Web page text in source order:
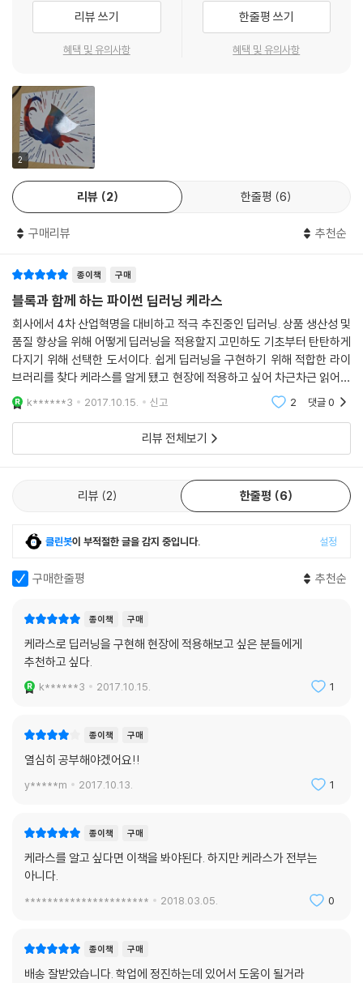
딥러닝을 공부하려면 두 가지 어려운 점에 부딪히게 된다. 어려운 전문 지
식과 실제 구현의 어려움이다. 이 책은 그 두 가지를 멋진 조합으로 풀고 있
게 하고, 구현의 어려움은 keras라는 시를 읽듯이 읽어내려 갈 수 있는 라
이브러리로 풀어준다. 백문이 불여일견이라 했다. 딥러닝을 처음으로 듣는
게 아니라 볼 수 있게 만들어주는 책이다.
- 하용호 (데이터사이언티스트)
많은 딥러닝 프레임워크 중 가장 쉽게 접근할 수 있는건 단연 keras라고
생각합니다. keras의 특징인 단순함, 확장성, 재사용성을 눈으로 쉽게 보
하셔야 되는 분들에게 적합한 책입니다.
KAIST에서 진행한 R 강의.
그곳에서 강사와 수강생으로 첫 만남을 가졌다. 여느 수강생과 다르게 학
구적으로 질문하는 모습이 인상적이었다. 시간이 어느 덧 흘렀고, KISTI에
서 근무하는 후배가 앞으로 딥러닝을 단절함이 없이 배우며 특히, Keras
를 꼭 배우라고 했다. 그것이 계기가 되어 Keras를 검색하다가 본 책의 저
자인 김태영 이사님을 다시 만나게 되었다. 이번에는 내가 수강생으로, 김
태영 이사님은 강사로 역할이 바뀌어 있었다. 레고를 이용하여 어려운 알
고리즘을 쉽게 이해할 수 있도록 표현되는 전달력, 그리고 근접할 수 없는
내공을 겸비함이 내용에 잘 드러나고 있다. Keras를 이용하여 딥러닝에
가이드가 있으면 여행지에 대한 깊은 이해로 여행이 풍성해지듯이 김태영
이사님이 쓰신 이 책은 Keras를 이용한 딥러닝이라는 분야를 여행할 사람
들에 가장 훌륭한 가이드가 되리라고 자부할 수 있다. 이 책을 통하여 딥러
닝에 대해 보지 못했던 것들이 보이고, 듣지 못했던 것들이 들리고, 말하지
못했던 것들이 말해지는 경험을 하게 될 것이다. 멋진 책을 출간하신 김태
영 이사님께 오히려 감사를 드린다.
케라스를 처음 시작할 때 가장 많은 도움을 받았던 책입니다. 바로 적용해
보고 싶지만 어디부터 시작할지 모를 때 최선의 선택입니다
유재준 (카이스트)
리뷰 쓰기
혜택 및 유의사항
한줄평 쓰기
혜택 및 유의사항
2
리뷰 2 한줄평 6
구매리뷰 추천순
종이책 구매
블록과 함께 하는 파이썬 딥러닝 케라스
회사에서 4차 산업혁명을 대비하고 적극 추진중인 딥러닝. 상품 생산성 및
품질 향상을 위해 어떻게 딥러닝을 적용할지 고민하도 기초부터 탄탄하게
다지기 위해 선택한 도서이다. 쉽게 딥러닝을 구현하기 위해 적합한 라이
브러리를 찾다 케라스를 알게 됐고 현장에 적용하고 싶어 차근차근 읽어가
고 있다. 레고블록 개념을 도입하여 쉽게 설명하고 있어 이해하기 쉽고 쉽
게 따라 할 수
k******3 2017.10.15. 신고 2 댓글0
리뷰 전체보기
리뷰 2 한줄평 6
클린봇이 부적절한 글을 감지 중입니다. 설정
구매한줄평 추천순
종이책 구매
케라스로 딥러닝을 구현해 현장에 적용해보고 싶은 분들에게
추천하고 싶다.
k******3 2017.10.15. 1
종이책 구매
열심히 공부해야겠어요!!
y*****m 2017.10.13. 1
종이책 구매
케라스를 알고 싶다면 이책을 봐야된다. 하지만 케라스가 전부는
아니다.
********************** 2018.03.05. 0
종이책 구매
배송 잘받았습니다. 학업에 정진하는데 있어서 도움이 될거라